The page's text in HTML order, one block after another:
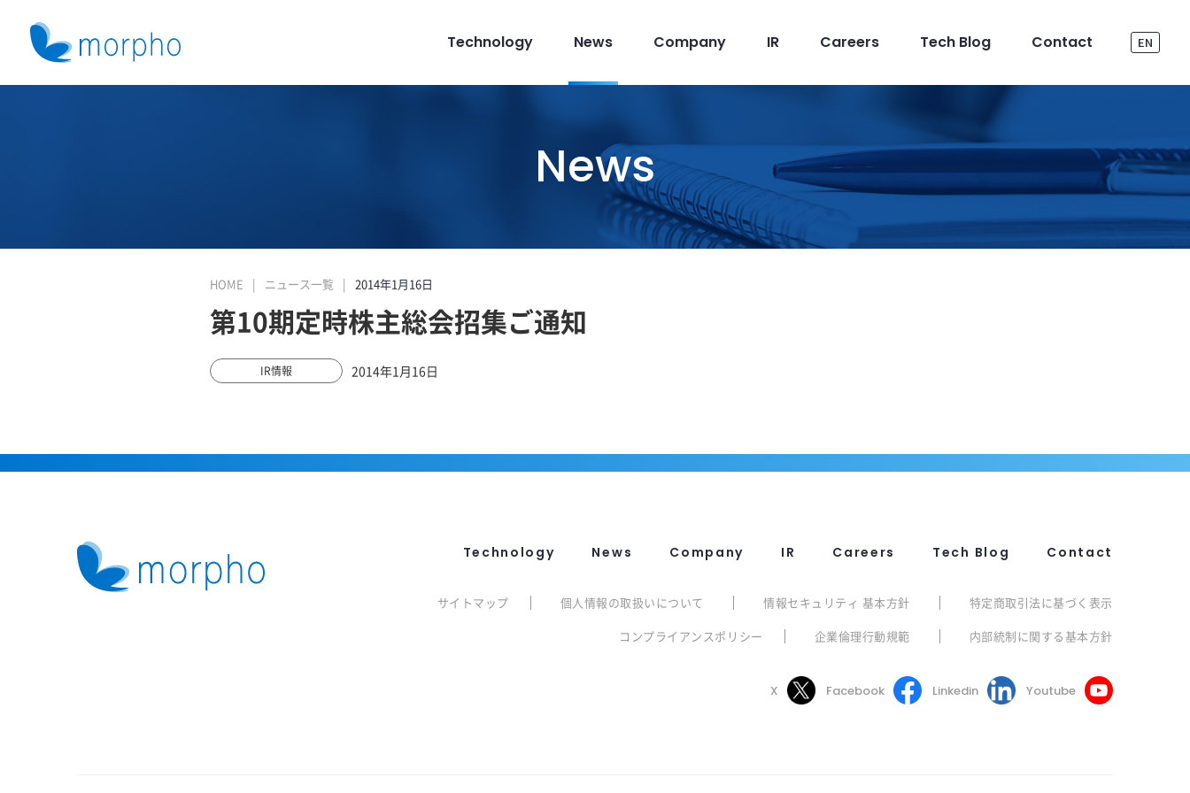
Technology News Company IR Careers Tech Blog Contact EN
News
HOME ニュース一覧 2014年1月16日
第10期定時株主総会招集ご通知
IR情報 2014年1月16日
Technology News Company IR Careers Tech Blog Contact
サイトマップ 個人情報の取扱いについて 情報セキュリティ 基本方針
特定商取引法に基づく表示
コンプライアンスポリシー
企業倫理行動規範 内部統制に関する基本方針
X Facebook Linkedin Youtube